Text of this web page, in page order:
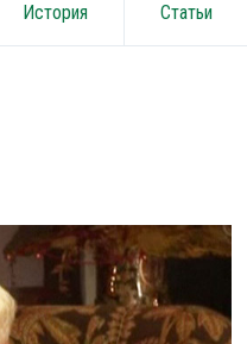
История Статьи